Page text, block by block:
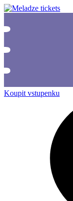
Koupit vstupenku